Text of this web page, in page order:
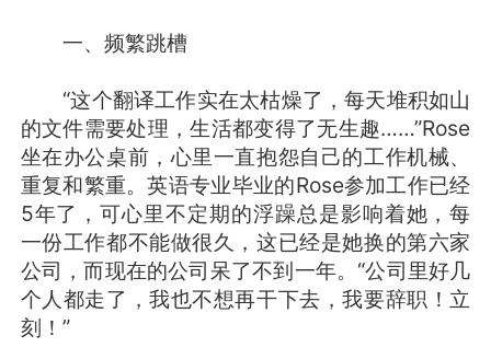
一、频繁跳槽
“这个翻译工作实在太枯燥了，每天堆积如山
的文件需要处理，生活都变得了无生趣……”Rose
坐在办公桌前，心里一直抱怨自己的工作机械、
重复和繁重。英语专业毕业的Rose参加工作已经
5年了，可心里不定期的浮躁总是影响着她，每
一份工作都不能做很久，这已经是她换的第六家
公司，而现在的公司呆了不到一年。“公司里好几
个人都走了，我也不想再干下去，我要辞职！立
刻！”